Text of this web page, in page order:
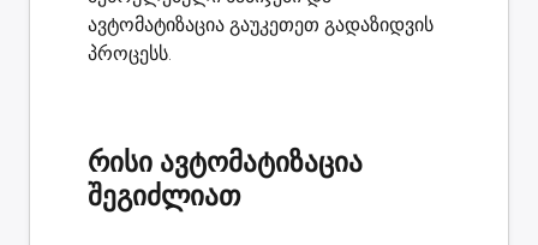
ავტომატიზაცია გაუკეთეთ გადაზიდვის
პროცესს.
რისი ავტომატიზაცია
შეგიძლიათ